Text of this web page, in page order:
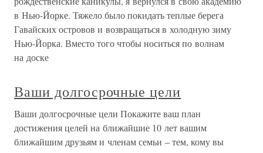
в Нью-Йорке. Тяжело было покидать теплые берега
Гавайских островов и возвращаться в холодную зиму
Нью-Йорка. Вместо того чтобы носиться по волнам
на доске
Ваши долгосрочные цели
Ваши долгосрочные цели Покажите ваш план
достижения целей на ближайшие 10 лет вашим
ближайшим друзьям и членам семьи – тем, кому вы